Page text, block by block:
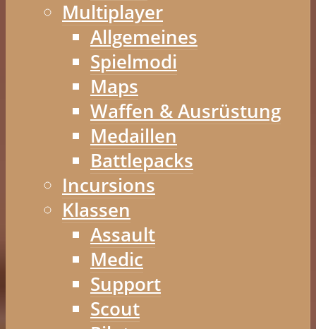
Multiplayer
Allgemeines
Spielmodi
Maps
Waffen & Ausrüstung
Medaillen
Battlepacks
Incursions
Klassen
Assault
Medic
Support
Scout